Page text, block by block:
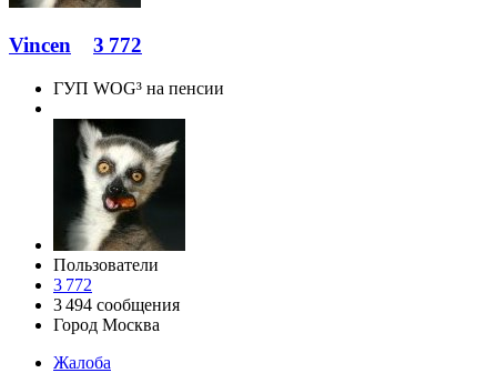
Vincen 3 772
ГУП WOG³ на пенсии
Пользователи
3 772
3 494 сообщения
Город Москва
Жалоба